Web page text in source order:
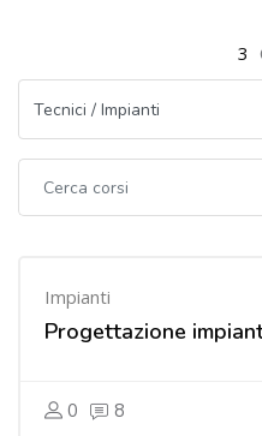
3
Impianti
Progettazione
0 8